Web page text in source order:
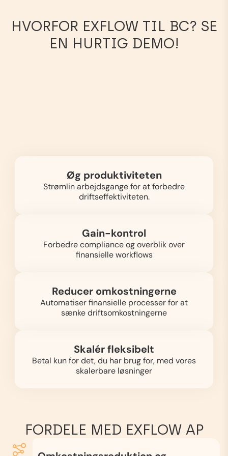
HVORFOR EXFLOW TIL BC? SE
EN HURTIG DEMO!
Øg produktiviteten
Strømlin arbejdsgange for at forbedre
driftseffektiviteten.
Gain-kontrol
Forbedre compliance og overblik over
finansielle workflows
Reducer omkostningerne
Automatiser finansielle processer for at
sænke driftsomkostningerne
Skalér fleksibelt
Betal kun for det, du har brug for, med vores
skalerbare løsninger
FORDELE MED EXFLOW AP